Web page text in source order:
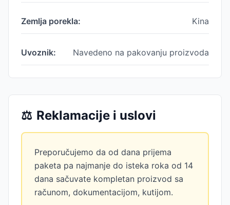
Zemlja porekla: Kina
Uvoznik: Navedeno na pakovanju proizvoda
⚖️ Reklamacije i uslovi
Preporučujemo da od dana prijema
paketa pa najmanje do isteka roka od 14
dana sačuvate kompletan proizvod sa
računom, dokumentacijom, kutijom.